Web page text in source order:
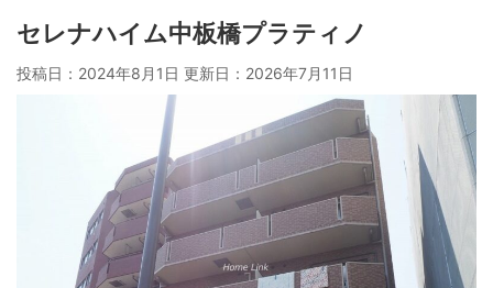
セレナハイム中板橋プラティノ
投稿日：2024年8月1日 更新日： 2026年7月11日